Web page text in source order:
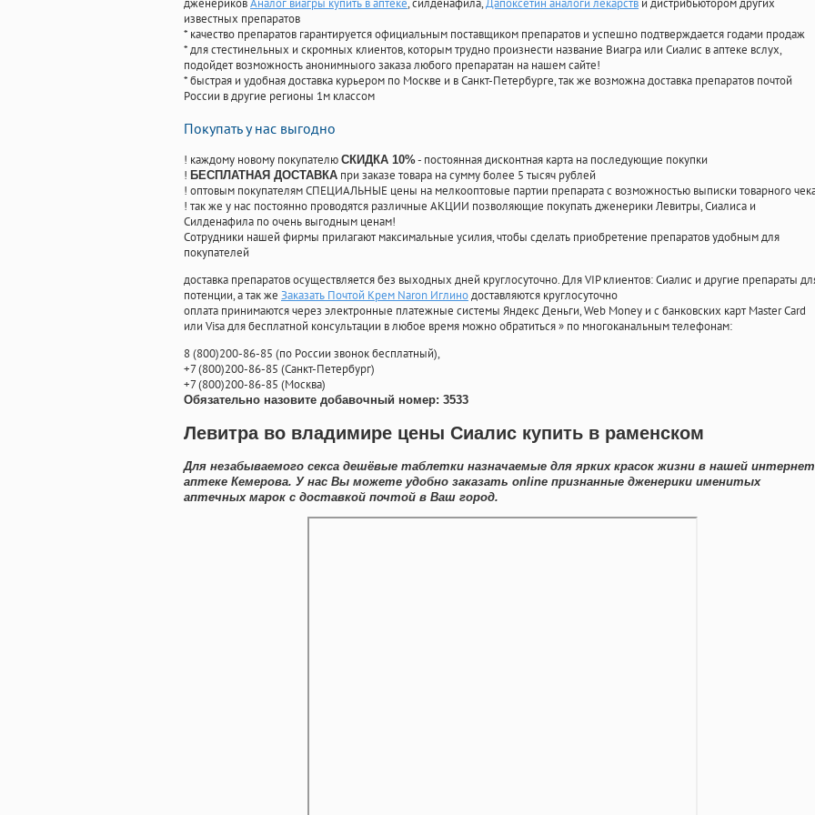
дженериковАналог виагры купить в аптеке, силденафила,Дапоксетин аналоги лекарств и дистрибьютором других
известных препаратов
* качество препаратов гарантируется официальным поставщиком препаратов и успешно подтверждается годами продаж
* для стестинельных и скромных клиентов, которым трудно произнести название Виагра или Сиалис в аптеке вслух,
подойдет возможность анонимныого заказа любого препаратан на нашем сайте!
* быстрая и удобная доставка курьером по Москве и в Санкт-Петербурге, так же возможна доставка препаратов почтой
России в другие регионы 1м классом
Покупать у нас выгодно
! каждому новому покупателю СКИДКА 10%- постоянная дисконтная карта на последующие покупки
! БЕСПЛАТНАЯ ДОСТАВКА при заказе товара на сумму более 5 тысяч рублей
! оптовым покупателям СПЕЦИАЛЬНЫЕ цены на мелкооптовые партии препарата с возможностью выписки товарного
! так же у нас постоянно проводятся различные АКЦИИ позволяющие покупать дженерики Левитры, Сиалиса и
Силденафила по очень выгодным ценам!
Cотрудники нашей фирмы прилагают максимальные усилия, чтобы сделать приобретение препаратов удобным для
покупателей
доставка препаратов осуществляется без выходных дней круглосуточно. Для VIP клиентов: Сиалис и другие препараты
потенции, а так же Заказать Почтой Крем Naron Иглинодоставляются круглосуточно
оплата принимаются через электронные платежные системы Яндекс Деньги, Web Money и с банковских карт Master Card
или Visa для бесплатной консультации в любое время можно обратиться» по многоканальным телефонам:
8(800)200-86-85 (по России звонок бесплатный),
+7(800)200-86-85 (Санкт-Петербург)
+7(800)200-86-85 (Москва)
Обязательно назовите добавочный номер: 3533
Левитра во владимире цены Сиалис купить в раменском
Для незабываемого секса дешёвые таблетки назначаемые для ярких красок жизни в нашей
аптеке Кемерова. У нас Вы можете удобно заказать online признанные дженерики именитых
аптечных марок с доставкой почтой в Ваш город.